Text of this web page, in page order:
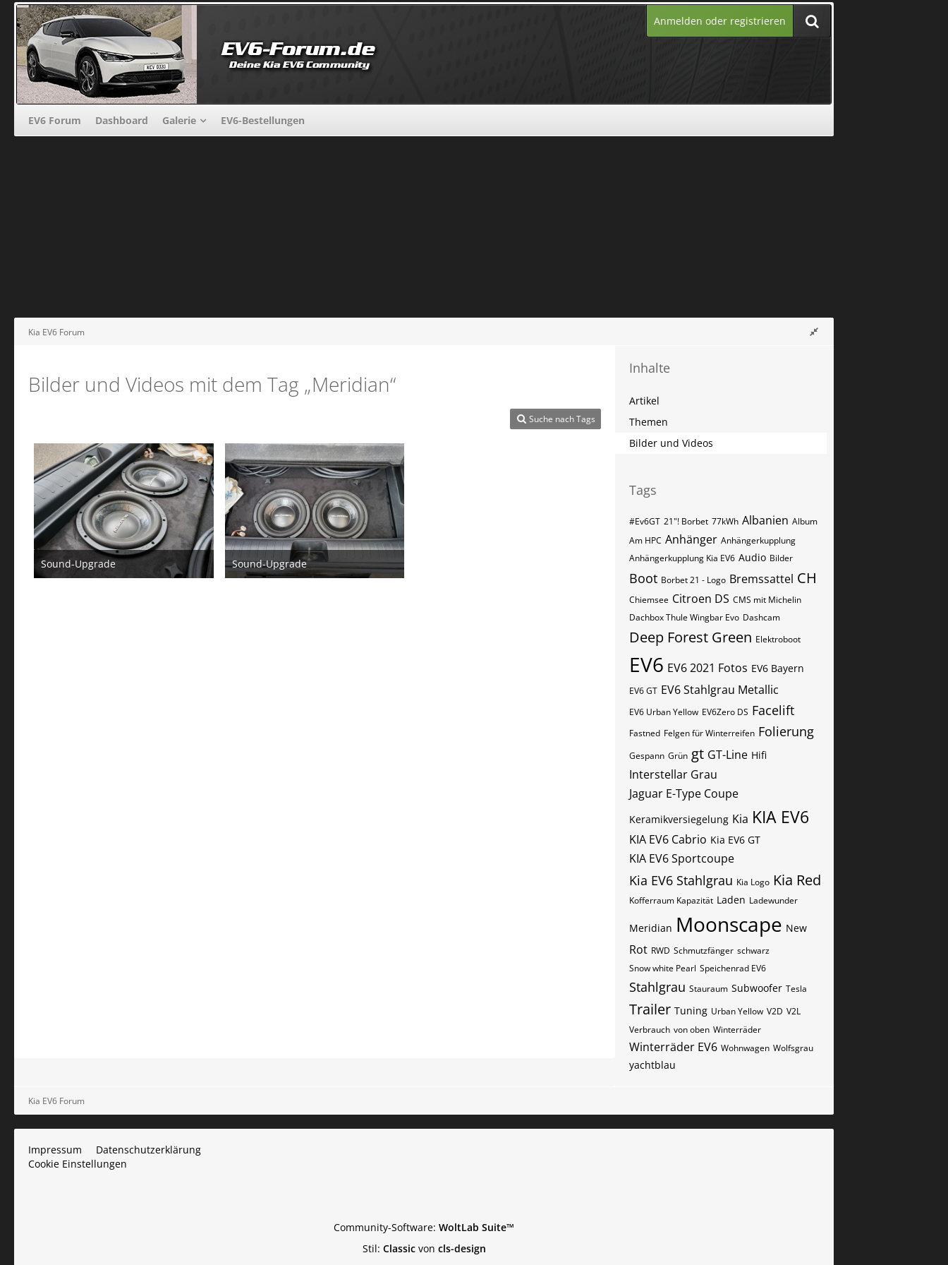
Anmelden oder registrieren
EV6 Forum Dashboard Galerie EV6-Bestellungen
Kia EV6 Forum
Bilder und Videos mit dem Tag „Meridian“
Suche nach Tags
Sound-Upgrade
24. Juni 2023
Sound-Upgrade
24. Juni 2023
Inhalte
Artikel
Themen
Bilder und Videos
Tags
#Ev6GT 21"! Borbet 77kWh Albanien Album
Am HPC Anhänger Anhängerkupplung
Anhängerkupplung Kia EV6 Audio Bilder
Boot Borbet 21 - Logo Bremssattel CH
Chiemsee Citroen DS CMS mit Michelin
Dachbox Thule Wingbar Evo Dashcam
Deep Forest Green Elektroboot
EV6 EV6 2021 Fotos EV6 Bayern
EV6 GT EV6 Stahlgrau Metallic
EV6 Urban Yellow EV6Zero DS Facelift
Fastned Felgen für Winterreifen Folierung
Gespann Grün gt GT-Line Hifi
Interstellar Grau
Jaguar E-Type Coupe
Keramikversiegelung Kia KIA EV6
KIA EV6 Cabrio Kia EV6 GT
KIA EV6 Sportcoupe
Kia EV6 Stahlgrau Kia Logo Kia Red
Kofferraum Kapazität Laden Ladewunder
Meridian Moonscape New
Rot RWD Schmutzfänger schwarz
Snow white Pearl Speichenrad EV6
Stahlgrau Stauraum Subwoofer Tesla
Trailer Tuning Urban Yellow V2D V2L
Verbrauch von oben Winterräder
Winterräder EV6 Wohnwagen Wolfsgrau
yachtblau
Kia EV6 Forum
Impressum
Datenschutzerklärung
Cookie Einstellungen
Community-Software: WoltLab Suite™
Stil: Classicvon cls-design